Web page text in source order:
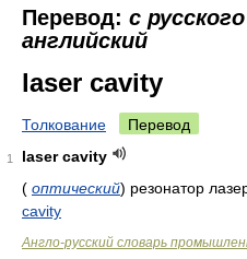
Перевод: с
английский
laser cavity
Толкование Перевод
1
laser cavity
( оптический) резонатор
cavity
Англо-русский словарь